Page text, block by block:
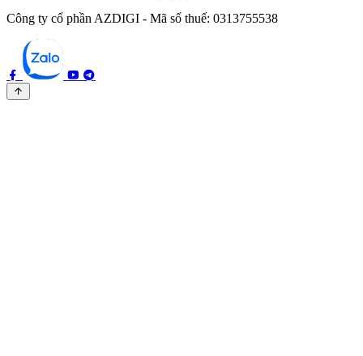
Công ty cổ phần AZDIGI - Mã số thuế: 0313755538